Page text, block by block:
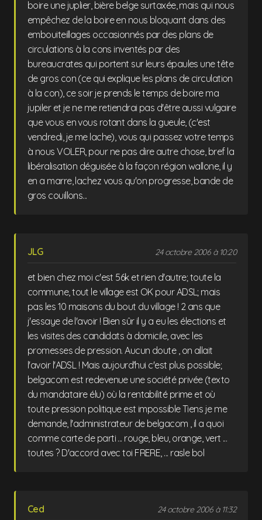
boire une juplier, bière belge surtaxée, mais qui nous
empêchez de la boire en nous bloquant dans des
embouiteillages occasionnés par des plans de
circulations à la cons inventés par des
bureaucrates qui portent sur leurs épaules une tête
de gros con (ce qui explique les plans de circulation
à la con), ce soir je prends le temps de boire ma
jupiler et je ne me retiendrai pas d'être aussi vulgaire
que vous en vous rotant dans la gueule, (c'est
vendredi, je me lache), vous qui passez votre temps
à nous VOLER, pour ne pas dire autre chose, bref la
libéralisation déguisée à la façon région wallone, il y
en a marre, lachez vous qu'on progresse, bande de
gros couillons...
JLG 24 octobre 2006 à 10:20
et bien chez moi c'est 56k et rien d'autre; toute la
commune, tout le village est OK pour ADSL; mais
pas les 10 maisons du bout du village ! 2 ans que
j'essaye de l'avoir ! Bien sûr il y a eu les élections et
les visites des candidats à domicile, avec les
promesses de pression. Aucun doute , on allait
l'avoir l'ADSL ! Mais aujourd'hui c'est plus possible;
belgacom est redevenue une société privée (texto
du mandataire élu) où la rentabilité prime et où
toute pression politique est impossible Tiens je me
demande, l'administrateur de belgacom , il a quoi
comme carte de parti ... rouge, bleu, orange, vert ...
toutes ? D'accord avec toi FRERE, ... rasle bol
Ced 24 octobre 2006 à 11:32